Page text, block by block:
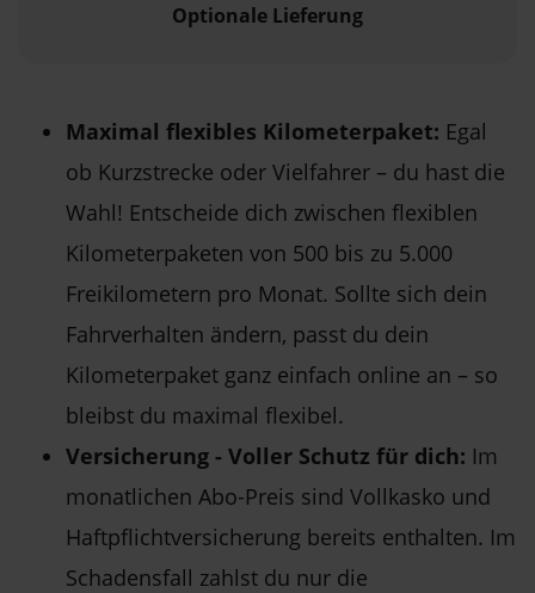
Optionale Lieferung
Maximal flexibles Kilometerpaket: Egal
ob Kurzstrecke oder Vielfahrer – du hast die
Wahl! Entscheide dich zwischen flexiblen
Kilometerpaketen von 500 bis zu 5.000
Freikilometern pro Monat. Sollte sich dein
Fahrverhalten ändern, passt du dein
Kilometerpaket ganz einfach online an – so
bleibst du maximal flexibel.
Versicherung - Voller Schutz für dich: Im
monatlichen Abo-Preis sind Vollkasko und
Haftpflichtversicherung bereits enthalten. Im
Schadensfall zahlst du nur die